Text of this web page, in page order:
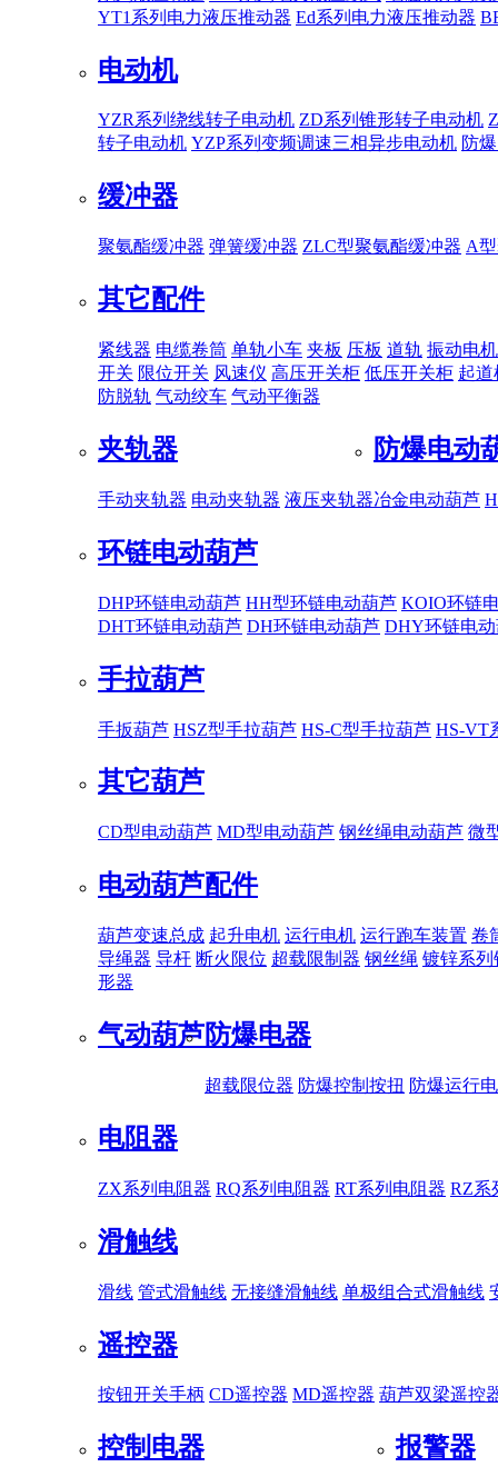
YT1系列电力液压推动器 Ed系列电力液压推动器
电动机
YZR系列绕线转子电动机 ZD系列锥形转子电动机
转子电动机 YZP系列变频调速三相异步电动机 防
缓冲器
聚氨酯缓冲器 弹簧缓冲器 ZLC型聚氨酯缓冲器 A
其它配件
紧线器 电缆卷筒 单轨小车 夹板 压板 道轨 振动电机
开关 限位开关 风速仪 高压开关柜 低压开关柜 起道
防脱轨 气动绞车 气动平衡器
夹轨器
手动夹轨器 电动夹轨器 液压夹轨器
防爆电动
冶金电动葫芦
环链电动葫芦
DHP环链电动葫芦 HH型环链电动葫芦 KOIO环链
DHT环链电动葫芦 DH环链电动葫芦 DHY环链电
手拉葫芦
手扳葫芦 HSZ型手拉葫芦 HS-C型手拉葫芦 HS-VT
其它葫芦
CD型电动葫芦 MD型电动葫芦 钢丝绳电动葫芦 微
电动葫芦配件
葫芦变速总成 起升电机 运行电机 运行跑车装置 卷
导绳器 导杆 断火限位 超载限制器 钢丝绳 镀锌系列
形器
气动葫芦防爆电器
超载限位器 防爆控制按扭 防爆运行
电阻器
ZX系列电阻器 RQ系列电阻器 RT系列电阻器 RZ系
滑触线
滑线 管式滑触线 无接缝滑触线 单极组合式滑触线
遥控器
按钮开关手柄 CD遥控器 MD遥控器 葫芦双梁遥控
控制电器 报警器